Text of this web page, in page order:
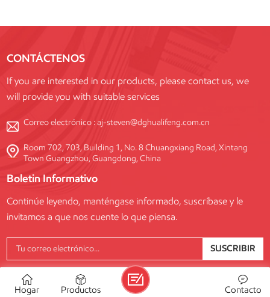
CONTÁCTENOS
If you are interested in our products, please contact us, we
will provide you with suitable services
Correo electrónico :aj-steven@dghualifeng.com.cn
Room 702, 703, Building 1, No. 8 Chuangxiang Road, Xintang
Town Guangzhou, Guangdong, China
Boletin Informativo
Continúe leyendo, manténgase informado, suscríbase y le
invitamos a que nos cuente lo que piensa.
SUSCRIBIR
Hogar Productos Contacto